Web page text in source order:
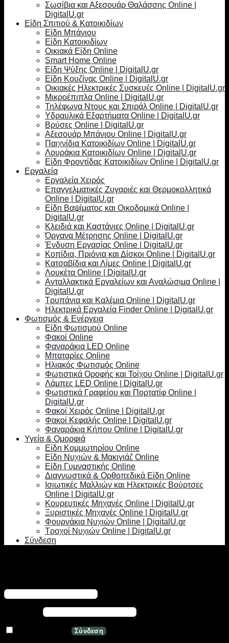
Σωσίβια και Αξεσουάρ Θαλάσσης Online |
DigitalU.gr
Είδη Σπιτιού & Κατοικιδίων
Είδη Μπάνιου
Είδη Κατοικιδίων
Οικιακά Είδη Online
Smart Home Online
Είδη Ψύξης Online | DigitalU.gr
Είδη Κουζίνας Online | DigitalU.gr
Οικιακές Ηλεκτρικές Συσκευές Online | DigitalU.gr
Μικροέπιπλα Online | DigitalU.gr
Τηλέφωνα Ντους και Σπιράλ Online | DigitalU.gr
Υδραυλικά Εξαρτήματα Online | DigitalU.gr
Βρύσες Online | DigitalU.gr
Αξεσουάρ Μπάνιου Online | DigitalU.gr
Παιχνίδια Κατοικιδίων Online | DigitalU.gr
Λουράκια Κατοικιδίων Online | DigitalU.gr
Είδη Φροντίδας Κατοικιδίων Online | DigitalU.gr
Εργαλεία
Εργαλεία Χειρός
Επαγγελματικές Ζυγαριές και Θερμοκολλητικά
Online | DigitalU.gr
Είδη Βαψίματος και Οικοδομικά Online |
DigitalU.gr
Κλειδιά και Καστάνιες Online | DigitalU.gr
Όργανα Μέτρησης Online | DigitalU.gr
Ένδυση Εργασίας Online | DigitalU.gr
Κοπίδια, Πριόνια και Δίσκοι Online | DigitalU.gr
Κατσαβίδια και Λίμες Online | DigitalU.gr
Λουκέτα Online | DigitalU.gr
Ανταλλακτικά Εργαλείων και Αναλώσιμα Online |
DigitalU.gr
Τρυπάνια και Καλέμια Online | DigitalU.gr
Ηλεκτρικά Εργαλεία Finder Online | DigitalU.gr
Φωτισμός & Ενέργεια
Είδη Φωτισμού Online
Φακοί Online
Φαναράκια LED Online
Μπαταρίες Online
Ηλιακός Φωτισμός Online
Φωτιστικά Οροφής και Τοίχου Online | DigitalU.gr
Λάμπες LED Online | DigitalU.gr
Φωτιστικά Γραφείου και Πορτατίφ Online |
DigitalU.gr
Φακοί Χειρός Online | DigitalU.gr
Φακοί Κεφαλής Online | DigitalU.gr
Φαναράκια Κήπου Online | DigitalU.gr
Υγεία & Ομορφιά
Είδη Κομμωτηρίου Online
Είδη Νυχιών & Μακιγιάζ Online
Είδη Γυμναστικής Online
Διαγνωστικά & Ορθοπεδικά Είδη Online
Ισιωτικές Μαλλιών και Ηλεκτρικές Βούρτσες
Online | DigitalU.gr
Κουρευτικές Μηχανές Online | DigitalU.gr
Ξυριστικές Μηχανές Online | DigitalU.gr
Φουρνάκια Νυχιών Online | DigitalU.gr
Τροχοί Νυχιών Online | DigitalU.gr
Σύνδεση
Απαιτείται
Σύνδεση